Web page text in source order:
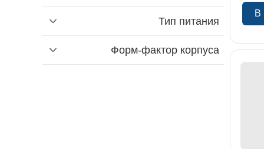
Тип питания
Форм-фактор корпуса
В